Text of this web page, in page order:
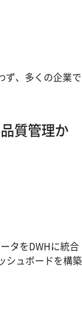
ず、多くの企業で
質管理か
タをDWHに統合
シュボードを構築